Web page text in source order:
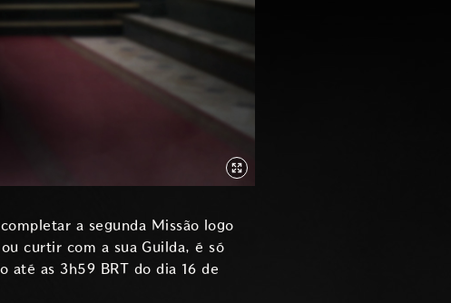
a segunda Missão logo
curtir com a sua Guilda, é só
as 3h59 BRT do dia 16 de